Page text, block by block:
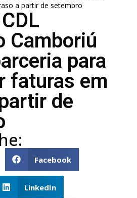
a partir de setembro
Camboriú
para
faturas em
de
Facebook
LinkedIn